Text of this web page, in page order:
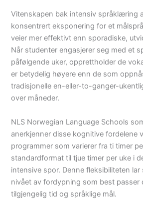
Vitenskapen bak intensiv språklæring
konsentrert eksponering for et
veier mer effektivt enn sporadiske,
Når studenter engasjerer seg med et
påfølgende uker, opprettholder de
er betydelig høyere enn de som
tradisjonelle en-eller-to-ganger-
over måneder.
NLS Norwegian Language Schools
anerkjenner disse kognitive fordelene
programmer som varierer fra ti timer
standardformat til tjue timer per uke i
intensive spor. Denne fleksibiliteten
nivået av fordypning som best passer
tilgjengelig tid og språklige mål.